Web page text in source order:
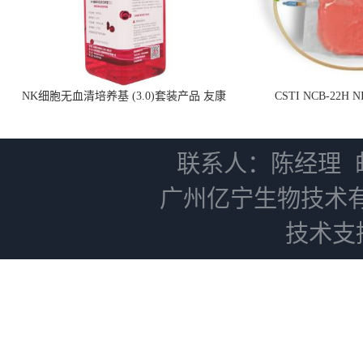
NK细胞无血清培养基 (3.0)套装产品 友康
CSTI NCB-22H
联系人：陈经理
广州亿宁生物技术
技术